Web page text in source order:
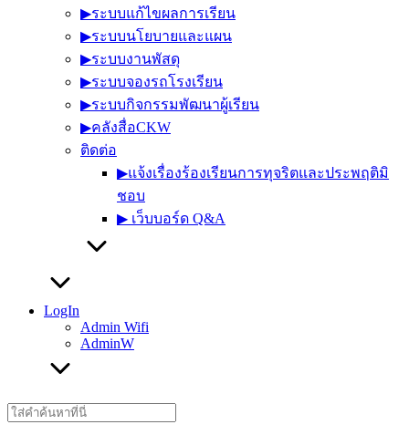
▶︎ระบบแก้ไขผลการเรียน
▶︎ระบบนโยบายและแผน
▶︎ระบบงานพัสดุ
▶︎ระบบจองรถโรงเรียน
▶︎ระบบกิจกรรมพัฒนาผู้เรียน
▶︎คลังสื่อCKW
ติดต่อ
▶︎แจ้งเรื่องร้องเรียนการทุจริตและประพฤติมิ
ชอบ
▶︎ เว็บบอร์ด Q&A
LogIn
Admin Wifi
AdminW
Search
for: